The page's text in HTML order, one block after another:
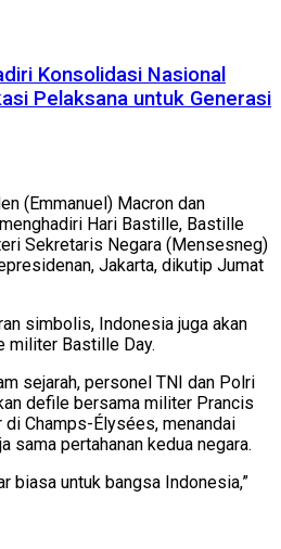
Konsolidasi Nasional
Pelaksana untuk Generasi
(Emmanuel) Macron dan
Hari Bastille, Bastille
Sekretaris Negara (Mensesneg)
Jakarta, dikutip Jumat
simbolis, Indonesia juga akan
militer Bastille Day.
sejarah, personel TNI dan Polri
defile bersama militer Prancis
Champs-Élysées, menandai
sama pertahanan kedua negara.
biasa untuk bangsa Indonesia,”